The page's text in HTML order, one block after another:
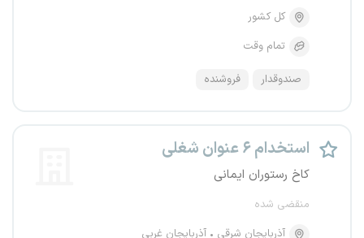
کل کشور
تمام وقت
صندوقدار فروشنده
استخدام ۶ عنوان شغلی
کاخ رستوران ایمانی
منقضی شده
آذربایجان شرقی
آذربایجان غربی